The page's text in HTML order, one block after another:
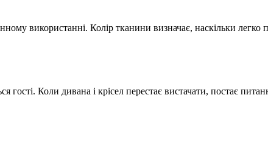
використанні. Колір тканини визначає, наскільки легко
Коли дивана і крісел перестає вистачати, постає